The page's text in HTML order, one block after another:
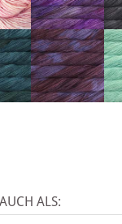
ALS: